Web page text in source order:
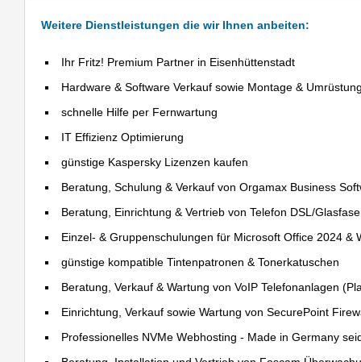
Weitere Dienstleistungen die wir Ihnen anbeiten:
Ihr Fritz! Premium Partner in Eisenhüttenstadt
Hardware & Software Verkauf sowie Montage &
schnelle Hilfe per Fernwartung
IT Effizienz Optimierung
günstige Kaspersky Lizenzen kaufen
Beratung, Schulung & Verkauf von Orgamax Business
Beratung, Einrichtung & Vertrieb von Telefon DSL/
Einzel- & Gruppenschulungen für Microsoft Office 2024 &
günstige kompatible Tintenpatronen & Tonerkatuschen
Beratung, Verkauf & Wartung von VoIP Telefonanlagen
Einrichtung, Verkauf sowie Wartung von SecurePoint
Professionelles NVMe Webhosting - Made in Germany